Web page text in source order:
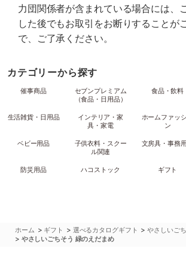
力団関係者が含まれている場合には、
した後でもお取引をお断りすることが
で、ご了承ください。
カテゴリーから探す
催事商品
セブンプレミアム
（食品・日用品）
食品・飲料
生活雑貨・日用品
インテリア・家
具・家電
ホームファッ
ン
ベビー用品
子供衣料・スクー
ル関連
文房具・事務
防災用品 ハコストック ギフト
ホーム > ギフト > 選べるカタログギフト >やさしいご
> やさしいごちそう 緑のえだまめ